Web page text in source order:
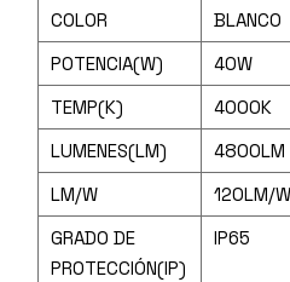
COLOR
BLANCO
POTENCIA(W)
40W
TEMP(K)
4000K
LUMENES(LM)
4800LM
LM/W
120LM/W
GRADO DE
PROTECCIÓN(IP)
IP65